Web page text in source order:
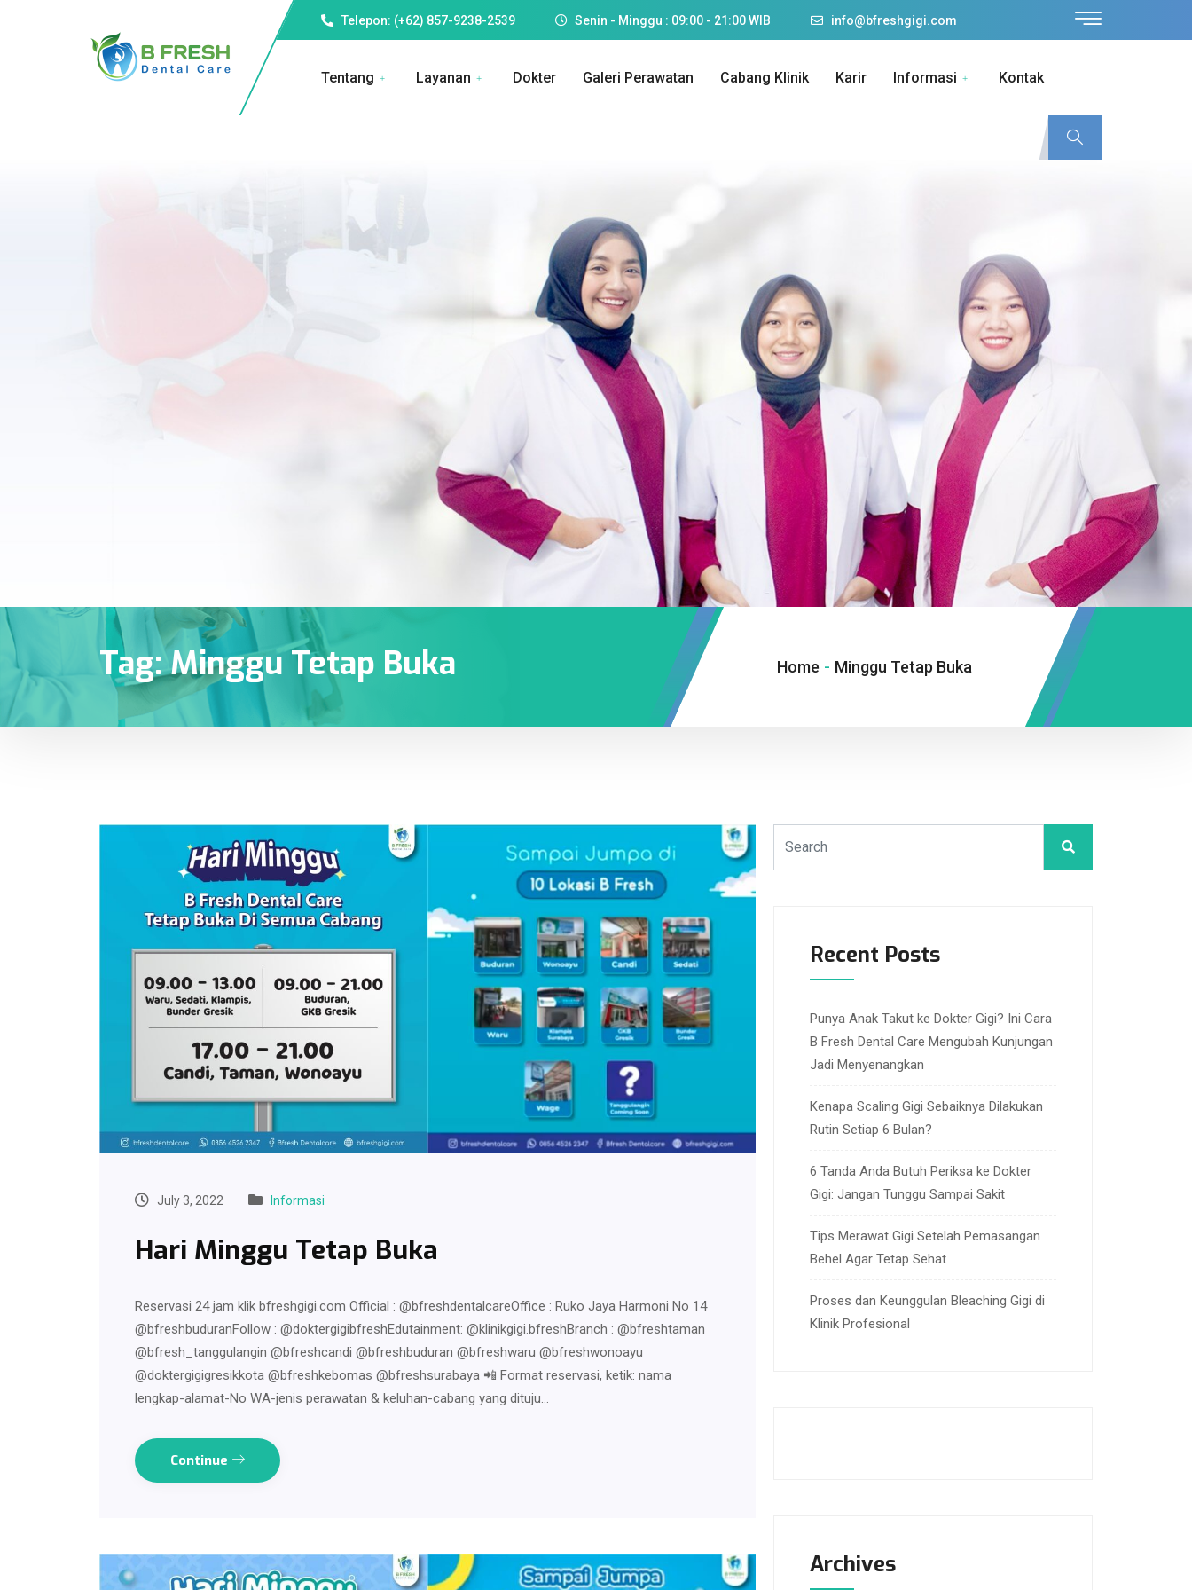
Telepon: (+62) 857-9238-2539 Senin - Minggu : 09:00 - 21:00 WIB info@bfreshgigi.com
Tentang Layanan Dokter Galeri Perawatan Cabang Klinik Karir Informasi Kontak
Tag:Minggu Tetap Buka Home - Minggu Tetap Buka
July 3, 2022 Informasi
Hari Minggu Tetap Buka
Reservasi 24 jam klik bfreshgigi.com Official : @bfreshdentalcareOffice : Ruko Jaya Harmoni No 14
@bfreshbuduranFollow : @doktergigibfreshEdutainment: @klinikgigi.bfreshBranch : @bfreshtaman
@bfresh_tanggulangin @bfreshcandi @bfreshbuduran @bfreshwaru @bfreshwonoayu
@doktergigigresikkota @bfreshkebomas @bfreshsurabaya 📲 Format reservasi, ketik: nama
lengkap-alamat-No WA-jenis perawatan & keluhan-cabang yang dituju…
Continue
Recent Posts
Punya Anak Takut ke Dokter Gigi? Ini Cara
B Fresh Dental Care Mengubah Kunjungan
Jadi Menyenangkan
Kenapa Scaling Gigi Sebaiknya Dilakukan
Rutin Setiap 6 Bulan?
6 Tanda Anda Butuh Periksa ke Dokter
Gigi: Jangan Tunggu Sampai Sakit
Tips Merawat Gigi Setelah Pemasangan
Behel Agar Tetap Sehat
Proses dan Keunggulan Bleaching Gigi di
Klinik Profesional
Archives